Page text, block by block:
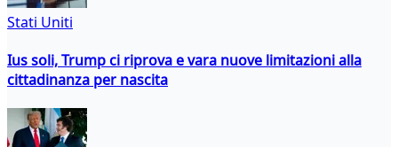
Stati Uniti
Ius soli, Trump ci riprova e vara nuove limitazioni alla
cittadinanza per nascita